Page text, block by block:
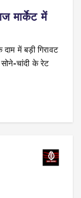
मार्केट में
में बड़ी गिरावट
चांदी के रेट